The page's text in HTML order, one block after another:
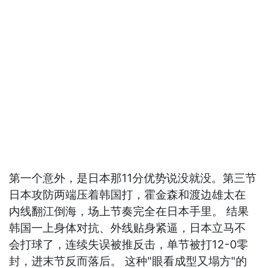
第一个意外，是日本那11分优势说没就没。第三节
日本攻防两端压着韩国打，霍金森和渡边雄太在
内线翻江倒海，场上节奏完全在日本手里。 结果
韩国一上身体对抗、外线贴身紧逼，日本立马不
会打球了，连续失误被推反击，单节被打12-0零
封，进末节反而落后。 这种"眼看成型又塌方"的